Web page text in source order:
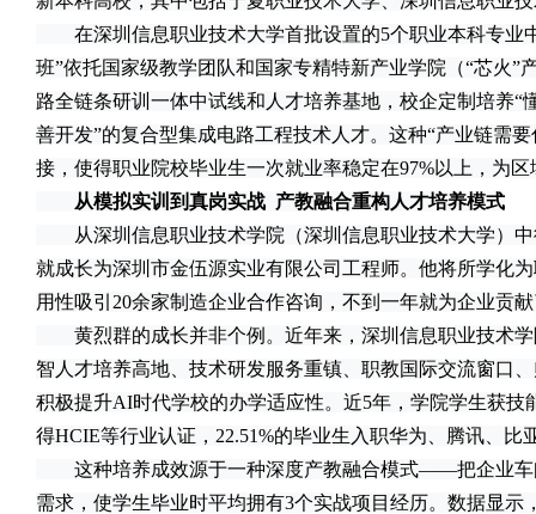
在深圳信息职业技术大学首批设置的5个职业本科专业
班”依托国家级教学团队和国家专精特新产业学院（“芯火”
路全链条研训一体中试线和人才培养基地，校企定制培养“
善开发”的复合型集成电路工程技术人才。这种“产业链需
接，使得职业院校毕业生一次就业率稳定在97%以上，为
从模拟实训到真岗实战 产教融合重构人才培养模式
从深圳信息职业技术学院（深圳信息职业技术大学）
就成长为深圳市金伍源实业有限公司工程师。他将所学化
用性吸引20余家制造企业合作咨询，不到一年就为企业贡
黄烈群的成长并非个例。近年来，深圳信息职业技术学
智人才培养高地、技术研发服务重镇、职教国际交流窗口
积极提升AI时代学校的办学适应性。近5年，学院学生获技
得HCIE等行业认证，22.51%的毕业生入职华为、腾讯、比
这种培养成效源于一种深度产教融合模式——把企业车
需求，使学生毕业时平均拥有3个实战项目经历。数据显示